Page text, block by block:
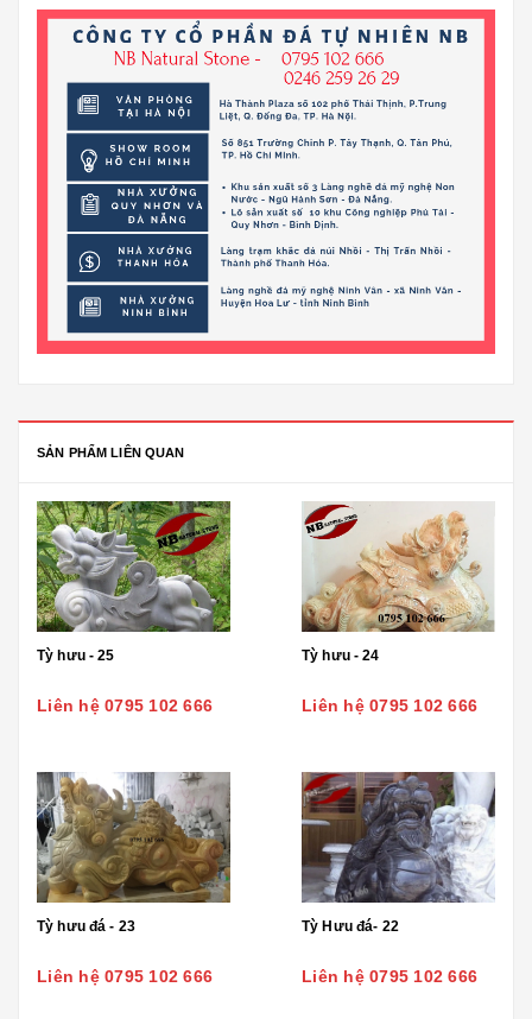
SẢN PHẨM LIÊN QUAN
Tỳ hưu - 25
Liên hệ 0795 102 666
Tỳ hưu - 24
Liên hệ 0795 102 666
Tỳ hưu đá - 23
Liên hệ 0795 102 666
Tỳ Hưu đá- 22
Liên hệ 0795 102 666